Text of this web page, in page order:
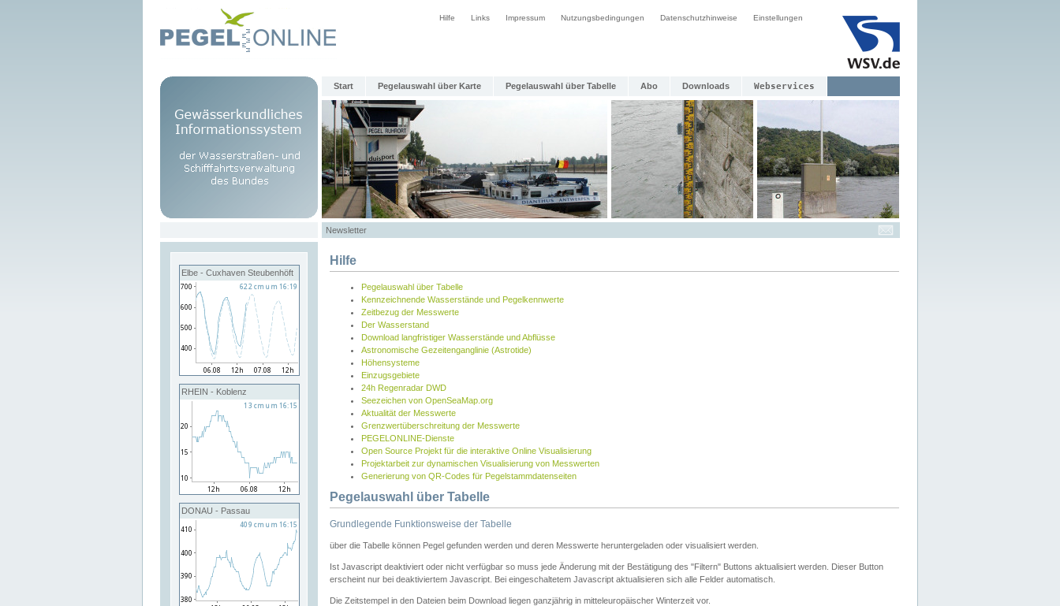
Hilfe Links Impressum Nutzungsbedingungen Datenschutzhinweise Einstellungen
Start Pegelauswahl über Karte Pegelauswahl über Tabelle Abo Downloads Webservices
Newsletter
Elbe - Cuxhaven Steubenhöft
RHEIN - Koblenz
DONAU - Passau
Hilfe
Pegelauswahl über Tabelle
Kennzeichnende Wasserstände und Pegelkennwerte
Zeitbezug der Messwerte
Der Wasserstand
Download langfristiger Wasserstände und Abflüsse
Astronomische Gezeitenganglinie (Astrotide)
Höhensysteme
Einzugsgebiete
24h Regenradar DWD
Seezeichen von OpenSeaMap.org
Aktualität der Messwerte
Grenzwertüberschreitung der Messwerte
PEGELONLINE-Dienste
Open Source Projekt für die interaktive Online Visualisierung
Projektarbeit zur dynamischen Visualisierung von Messwerten
Generierung von QR-Codes für Pegelstammdatenseiten
Pegelauswahl über Tabelle
Grundlegende Funktionsweise der Tabelle
über die Tabelle können Pegel gefunden werden und deren Messwerte heruntergeladen oder visualisiert werden.
Ist Javascript deaktiviert oder nicht verfügbar so muss jede Änderung mit der Bestätigung des "Filtern" Buttons aktualisiert werden. Dieser Button
erscheint nur bei deaktiviertem Javascript. Bei eingeschaltetem Javascript aktualisieren sich alle Felder automatisch.
Die Zeitstempel in den Dateien beim Download liegen ganzjährig in mitteleuropäischer Winterzeit vor.